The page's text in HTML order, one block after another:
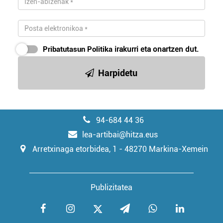
Pribatutasun Politika irakurri eta onartzen dut.
Harpidetu
94-684 44 36
lea-artibai@hitza.eus
Arretxinaga etorbidea, 1 - 48270 Markina-Xemein
Publizitatea